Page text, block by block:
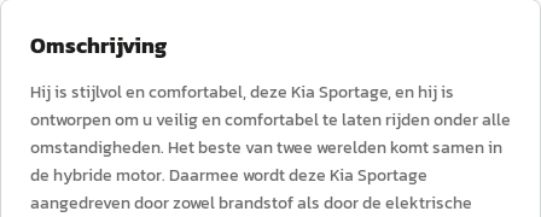
Omschrijving
Hij is stijlvol en comfortabel, deze Kia Sportage, en hij is
ontworpen om u veilig en comfortabel te laten rijden onder alle
omstandigheden. Het beste van twee werelden komt samen in
de hybride motor. Daarmee wordt deze Kia Sportage
aangedreven door zowel brandstof als door de elektrische